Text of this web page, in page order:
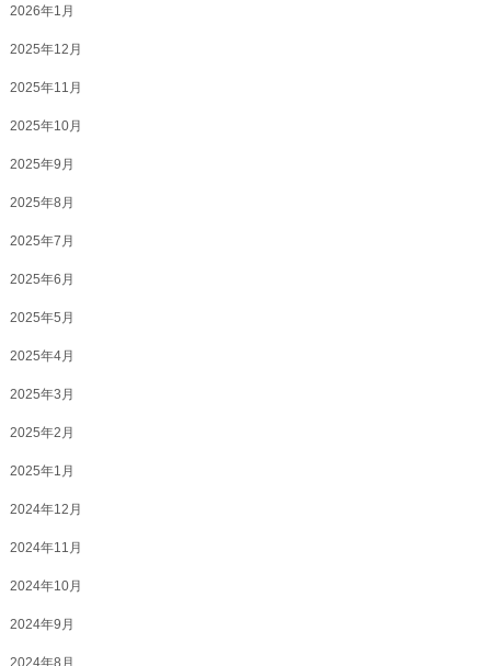
2026年1月
2025年12月
2025年11月
2025年10月
2025年9月
2025年8月
2025年7月
2025年6月
2025年5月
2025年4月
2025年3月
2025年2月
2025年1月
2024年12月
2024年11月
2024年10月
2024年9月
2024年8月